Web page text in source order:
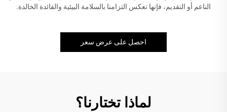
الناعم أو التقديم، فإنها تعكس التزامنا بالسلامة البيئية والفائدة الخالدة.
احصل على عرض سعر
لماذا تختارنا؟